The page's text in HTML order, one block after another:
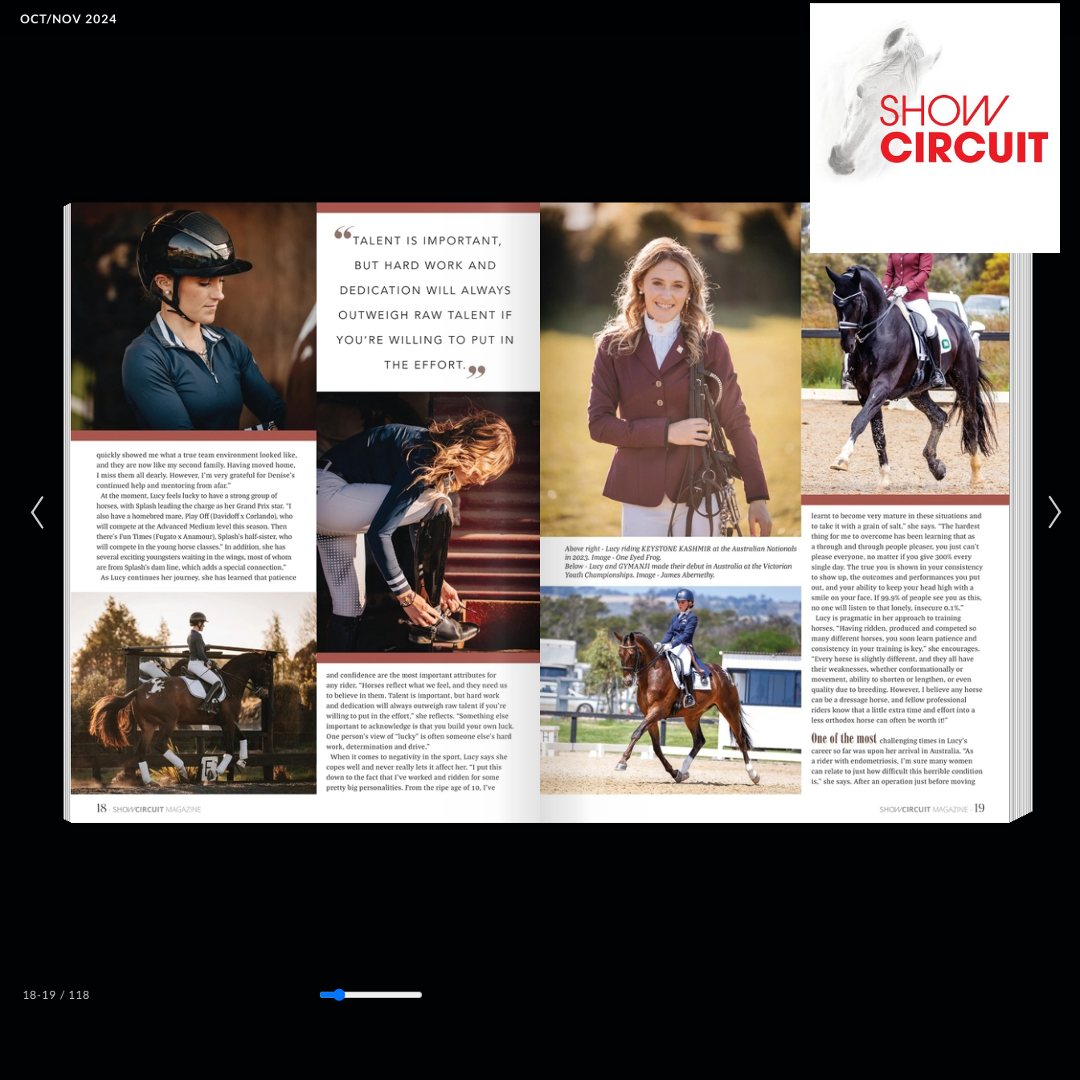
OCT/NOV 2024
/ 118